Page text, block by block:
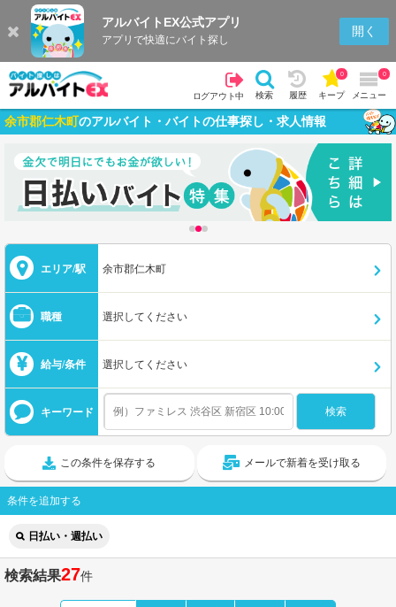
アルバイトEX公式アプリ
アプリで快適にバイト探し
開く
ログアウト中 検索 履歴 キープ
0
メニュー
0
余市郡仁木町のアルバイト・バイトの仕事探し・求人情報
エリア/駅 余市郡仁木町
職種 選択してください
給与/条件 選択してください
キーワード
この条件を保存する メールで新着を受け取る
条件を追加する
日払い・週払い
検索結果27件